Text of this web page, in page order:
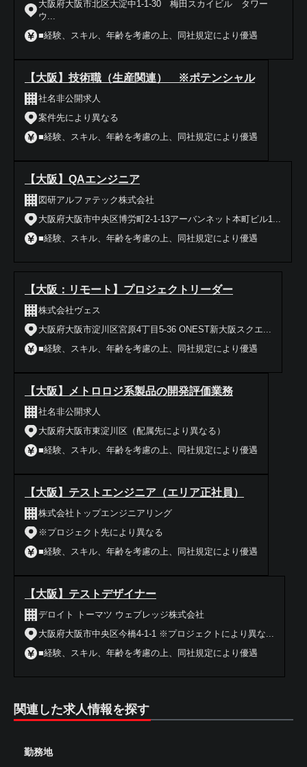
大阪府大阪市北区大淀中1-1-30 梅田スカイビル タワー
ウ...
■経験、スキル、年齢を考慮の上、同社規定により優遇
【大阪】技術職（生産関連） ※ポテンシャル
社名非公開求人
案件先により異なる
■経験、スキル、年齢を考慮の上、同社規定により優遇
【大阪】QAエンジニア
図研アルファテック株式会社
大阪府大阪市中央区博労町2-1-13アーバンネット本町ビル1...
■経験、スキル、年齢を考慮の上、同社規定により優遇
【大阪：リモート】プロジェクトリーダー
株式会社ヴェス
大阪府大阪市淀川区宮原4丁目5-36 ONEST新大阪スクエ...
■経験、スキル、年齢を考慮の上、同社規定により優遇
【大阪】メトロロジ系製品の開発評価業務
社名非公開求人
大阪府大阪市東淀川区（配属先により異なる）
■経験、スキル、年齢を考慮の上、同社規定により優遇
【大阪】テストエンジニア（エリア正社員）
株式会社トップエンジニアリング
※プロジェクト先により異なる
■経験、スキル、年齢を考慮の上、同社規定により優遇
【大阪】テストデザイナー
デロイト トーマツ ウェブレッジ株式会社
大阪府大阪市中央区今橋4-1-1 ※プロジェクトにより異な...
■経験、スキル、年齢を考慮の上、同社規定により優遇
関連した求人情報を探す
勤務地